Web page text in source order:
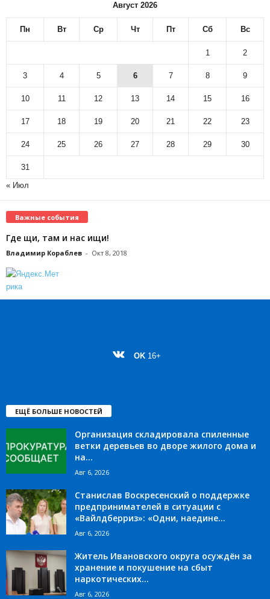
Август 2026
Пн Вт Ср Чт Пт Сб Вс
1 2
3 4 5 6 7 8 9
10 11 12 13 14 15 16
17 18 19 20 21 22 23
24 25 26 27 28 29 30
31
« Июл
Важные события
Где щи, там и нас ищи!
Владимир Кораблев - Окт 8, 2018
OK 16+
ЕЩЁ БОЛЬШЕ НОВОСТЕЙ
Организация складировала спиленные
ветки деревьев во дворе жилого дома и
на...
Авг 6, 2026
Станислав Воскресенский о поддержке
предпринимателей в ситуации с
«Вайлдберриз»: «Одни, наедине...
Авг 6, 2026
Житель Ивановского округа осуждён за
хранение и покушение на сбыт
наркотических...
Авг 6, 2026